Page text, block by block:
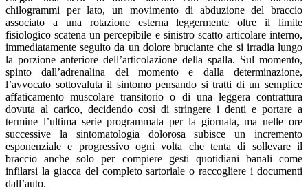
chilogrammi per lato, un movimento di abduzione del braccio
associato a una rotazione esterna leggermente oltre il limite
fisiologico scatena un percepibile e sinistro scatto articolare interno,
immediatamente seguito da un dolore bruciante che si irradia lungo
la porzione anteriore dell’articolazione della spalla. Sul momento,
spinto dall’adrenalina del momento e dalla determinazione,
l’avvocato sottovaluta il sintomo pensando si tratti di un semplice
affaticamento muscolare transitorio o di una leggera contrattura
dovuta al carico, decidendo così di stringere i denti e portare a
termine l’ultima serie programmata per la giornata, ma nelle ore
successive la sintomatologia dolorosa subisce un incremento
esponenziale e progressivo ogni volta che tenta di sollevare il
braccio anche solo per compiere gesti quotidiani banali come
infilarsi la giacca del completo sartoriale o raccogliere i documenti
dall’auto.